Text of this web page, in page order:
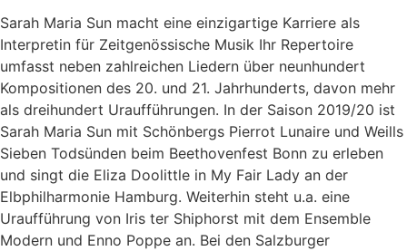
Sarah Maria Sun macht eine einzigartige Karriere als
Interpretin für Zeitgenössische Musik Ihr Repertoire
umfasst neben zahlreichen Liedern über neunhundert
Kompositionen des 20. und 21. Jahrhunderts, davon mehr
als dreihundert Uraufführungen. In der Saison 2019/20 ist
Sarah Maria Sun mit Schönbergs Pierrot Lunaire und Weills
Sieben Todsünden beim Beethovenfest Bonn zu erleben
und singt die Eliza Doolittle in My Fair Lady an der
Elbphilharmonie Hamburg. Weiterhin steht u.a. eine
Uraufführung von Iris ter Shiphorst mit dem Ensemble
Modern und Enno Poppe an. Bei den Salzburger